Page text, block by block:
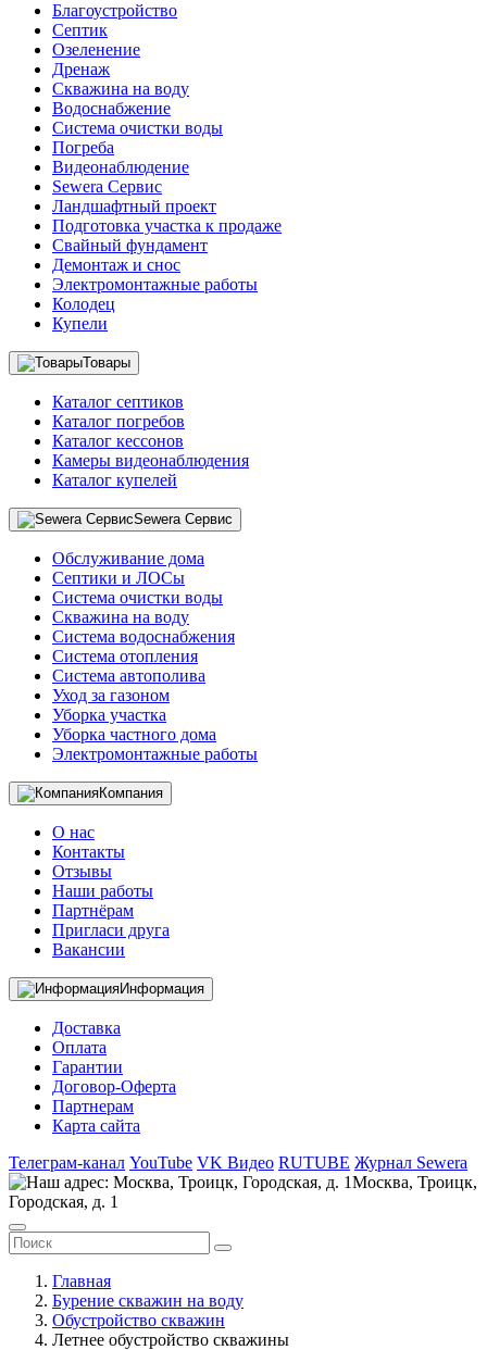
Благоустройство
Септик
Озеленение
Дренаж
Скважина на воду
Водоснабжение
Система очистки воды
Погреба
Видеонаблюдение
Sewera Сервис
Ландшафтный проект
Подготовка участка к продаже
Свайный фундамент
Демонтаж и снос
Электромонтажные работы
Колодец
Купели
Товары
Каталог септиков
Каталог погребов
Каталог кессонов
Камеры видеонаблюдения
Каталог купелей
Sewera Сервис
Обслуживание дома
Септики и ЛОСы
Система очистки воды
Скважина на воду
Система водоснабжения
Система отопления
Система автополива
Уход за газоном
Уборка участка
Уборка частного дома
Электромонтажные работы
Компания
О нас
Контакты
Отзывы
Наши работы
Партнёрам
Пригласи друга
Вакансии
Информация
Доставка
Оплата
Гарантии
Договор-Оферта
Партнерам
Карта сайта
Телеграм-канал YouTube VK Видео RUTUBE Журнал Sewera
Москва, Троицк,
Городская, д. 1
Главная
Бурение скважин на воду
Обустройство скважин
Летнее обустройство скважины